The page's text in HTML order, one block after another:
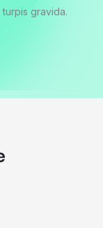
gravida.